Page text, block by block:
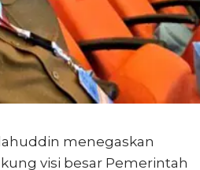
menegaskan
visi besar Pemerintah